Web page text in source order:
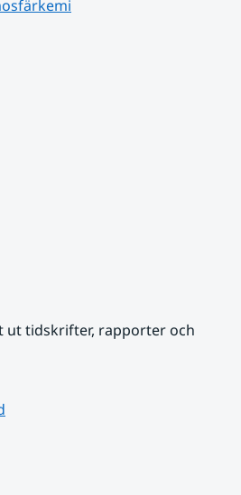
ut tidskrifter, rapporter och